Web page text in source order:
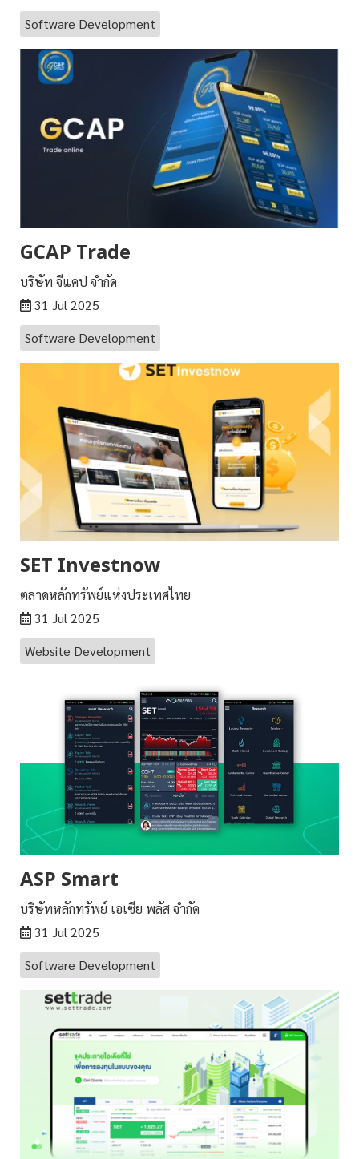
Software Development
GCAP Trade
บริษัท จีแคป จำกัด
31 Jul 2025
Software Development
SET Investnow
ตลาดหลักทรัพย์แห่งประเทศไทย
31 Jul 2025
Website Development
ASP Smart
บริษัทหลักทรัพย์ เอเซีย พลัส จำกัด
31 Jul 2025
Software Development